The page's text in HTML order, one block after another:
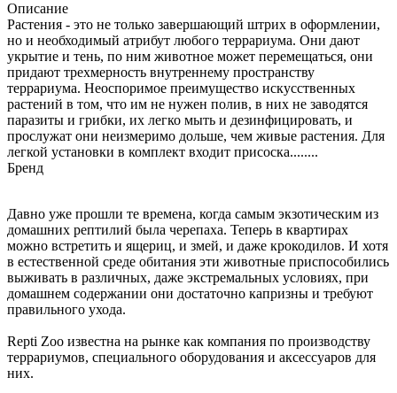
Описание
Растения - это не только завершающий штрих в оформлении,
но и необходимый атрибут любого террариума. Они дают
укрытие и тень, по ним животное может перемещаться, они
придают трехмерность внутреннему пространству
террариума. Неоспоримое преимущество искусственных
растений в том, что им не нужен полив, в них не заводятся
паразиты и грибки, их легко мыть и дезинфицировать, и
прослужат они неизмеримо дольше, чем живые растения. Для
легкой установки в комплект входит присоска........
Бренд
Давно уже прошли те времена, когда самым экзотическим из
домашних рептилий была черепаха. Теперь в квартирах
можно встретить и ящериц, и змей, и даже крокодилов. И хотя
в естественной среде обитания эти животные приспособились
выживать в различных, даже экстремальных условиях, при
домашнем содержании они достаточно капризны и требуют
правильного ухода.
Repti Zoo известна на рынке как компания по производству
террариумов, специального оборудования и аксессуаров для
них.